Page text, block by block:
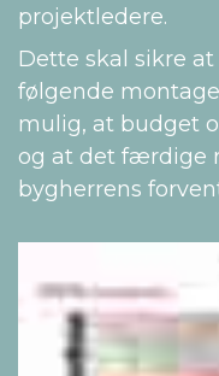
projektledere.
Dette skal sikre
følgende
mulig, at budget
og at det færdige
bygherrens